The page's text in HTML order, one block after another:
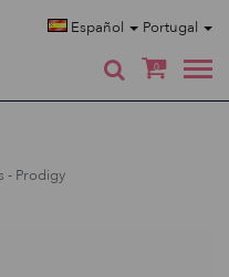
Español Portugal
0
- Prodigy